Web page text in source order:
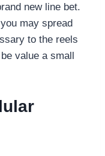
new line bet.
may spread
to the reels
value a small